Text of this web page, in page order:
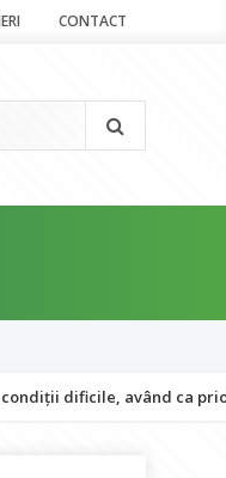
CONTACT
având ca prioritate